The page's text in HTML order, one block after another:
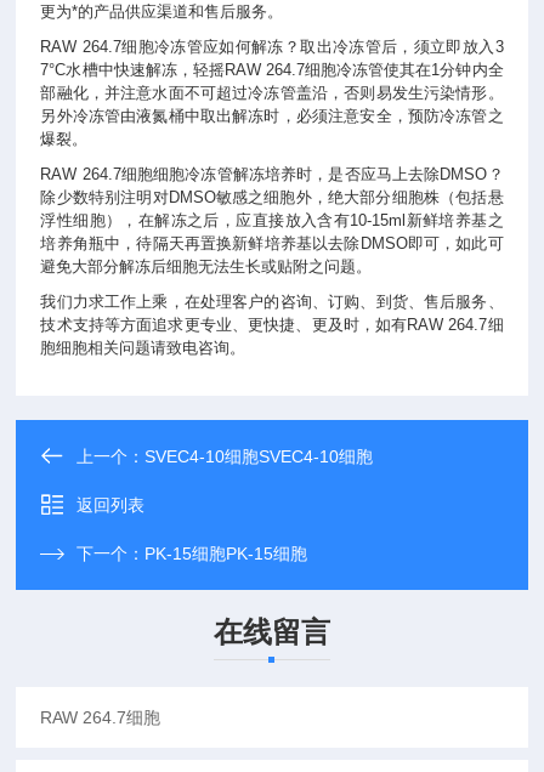
更为*的产品供应渠道和售后服务。
RAW 264.7细胞冷冻管应如何解冻？取出冷冻管后，须立即放入3
7°C水槽中快速解冻，轻摇RAW 264.7细胞冷冻管使其在1分钟内全
部融化，并注意水面不可超过冷冻管盖沿，否则易发生污染情形。
另外冷冻管由液氮桶中取出解冻时，必须注意安全，预防冷冻管之
爆裂。
RAW 264.7细胞细胞冷冻管解冻培养时，是否应马上去除DMSO？
除少数特别注明对DMSO敏感之细胞外，绝大部分细胞株（包括悬
浮性细胞），在解冻之后，应直接放入含有10-15ml新鲜培养基之
培养角瓶中，待隔天再置换新鲜培养基以去除DMSO即可，如此可
避免大部分解冻后细胞无法生长或贴附之问题。
我们力求工作上乘，在处理客户的咨询、订购、到货、售后服务、
技术支持等方面追求更专业、更快捷、更及时，如有RAW 264.7细
胞细胞相关问题请致电咨询。
上一个：SVEC4-10细胞SVEC4-10细胞
返回列表
下一个： PK-15细胞PK-15细胞
在线留言